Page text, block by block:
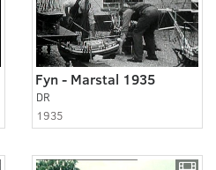
Fyn - Marstal 1935
DR
1935